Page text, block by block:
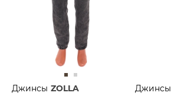
Джинсы ZOLLA Джинсы